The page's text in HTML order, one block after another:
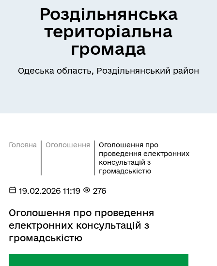
Роздільнянська
територіальна
громада
Одеська область, Роздільнянський район
Головна Оголошення
Оголошення про
проведення електронних
консультацій з
громадськістю
19.02.2026 11:19 276
Оголошення про проведення
електронних консультацій з
громадськістю